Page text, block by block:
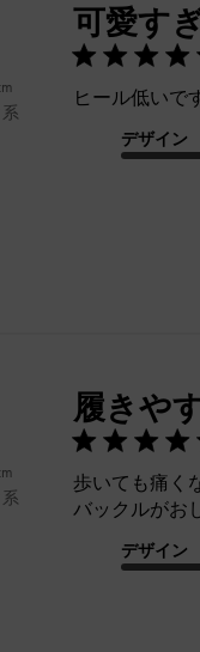
可愛す
ヒール低いで
デザイン
履きや
歩いても痛く
バックルがお
デザイン